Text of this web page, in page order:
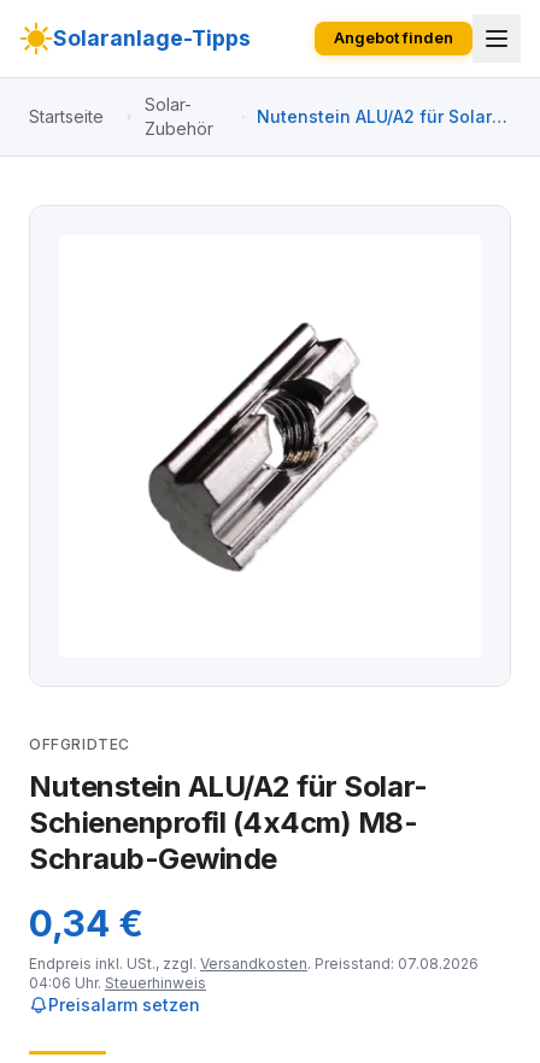
Solaranlage-Tipps Angebot finden
Startseite
Solar-
Zubehör
Nutenstein ALU/A2 für Solar-
OFFGRIDTEC
Nutenstein ALU/A2 für Solar-
Schienenprofil (4x4cm) M8-
Schraub-Gewinde
0,34 €
Endpreis inkl. USt., zzgl. Versandkosten. Preisstand: 07.08.2026
04:06 Uhr. Steuerhinweis
Preisalarm setzen